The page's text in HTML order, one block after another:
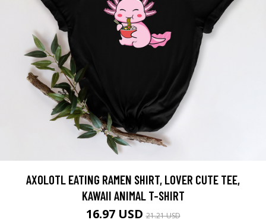
AXOLOTL EATING RAMEN SHIRT, LOVER CUTE TEE,
KAWAII ANIMAL T-SHIRT
16.97 USD21.21 USD